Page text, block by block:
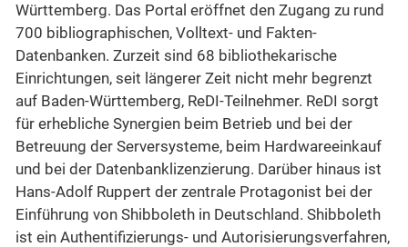
Württemberg. Das Portal eröffnet den Zugang zu rund
700 bibliographischen, Volltext- und Fakten-
Datenbanken. Zurzeit sind 68 bibliothekarische
Einrichtungen, seit längerer Zeit nicht mehr begrenzt
auf Baden-Württemberg, ReDI-Teilnehmer. ReDI sorgt
für erhebliche Synergien beim Betrieb und bei der
Betreuung der Serversysteme, beim Hardwareeinkauf
und bei der Datenbanklizenzierung. Darüber hinaus ist
Hans-Adolf Ruppert der zentrale Protagonist bei der
Einführung von Shibboleth in Deutschland. Shibboleth
ist ein Authentifizierungs- und Autorisierungsverfahren,